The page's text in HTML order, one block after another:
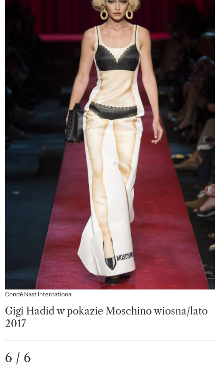
Condé Nast International
Gigi Hadid w pokazie Moschino wiosna/lato
2017
6 / 6